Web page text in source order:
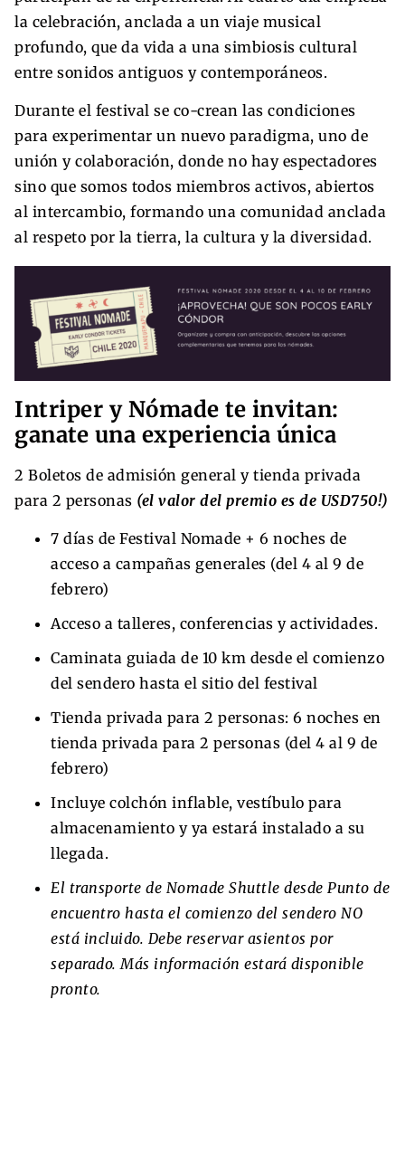
la celebración, anclada a un viaje musical
profundo, que da vida a una simbiosis cultural
entre sonidos antiguos y contemporáneos.
Durante el festival se co-crean las condiciones
para experimentar un nuevo paradigma, uno de
unión y colaboración, donde no hay espectadores
sino que somos todos miembros activos, abiertos
al intercambio, formando una comunidad anclada
al respeto por la tierra, la cultura y la diversidad.
Intriper y Nómade te invitan:
ganate una experiencia única
2 Boletos de admisión general y tienda privada
para 2 personas (el valor del premio es de USD750!)
7 días de Festival Nomade + 6 noches de
acceso a campañas generales (del 4 al 9 de
febrero)
Acceso a talleres, conferencias y actividades.
Caminata guiada de 10 km desde el comienzo
del sendero hasta el sitio del festival
Tienda privada para 2 personas: 6 noches en
tienda privada para 2 personas (del 4 al 9 de
febrero)
Incluye colchón inflable, vestíbulo para
almacenamiento y ya estará instalado a su
llegada.
El transporte de Nomade Shuttle desde Punto de
encuentro hasta el comienzo del sendero NO
está incluido. Debe reservar asientos por
separado. Más información estará disponible
pronto.